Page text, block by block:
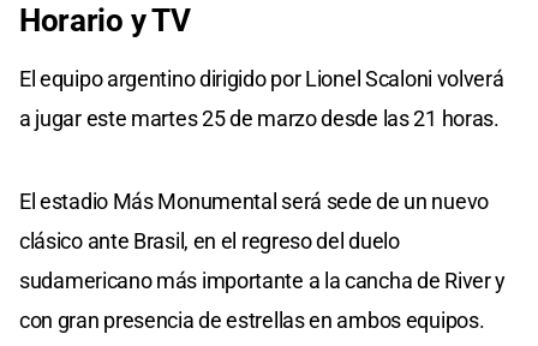
Horario y TV
El equipo argentino dirigido por Lionel Scaloni volverá
a jugar este martes 25 de marzo desde las 21 horas.
El estadio Más Monumental será sede de un nuevo
clásico ante Brasil, en el regreso del duelo
sudamericano más importante a la cancha de River y
con gran presencia de estrellas en ambos equipos.